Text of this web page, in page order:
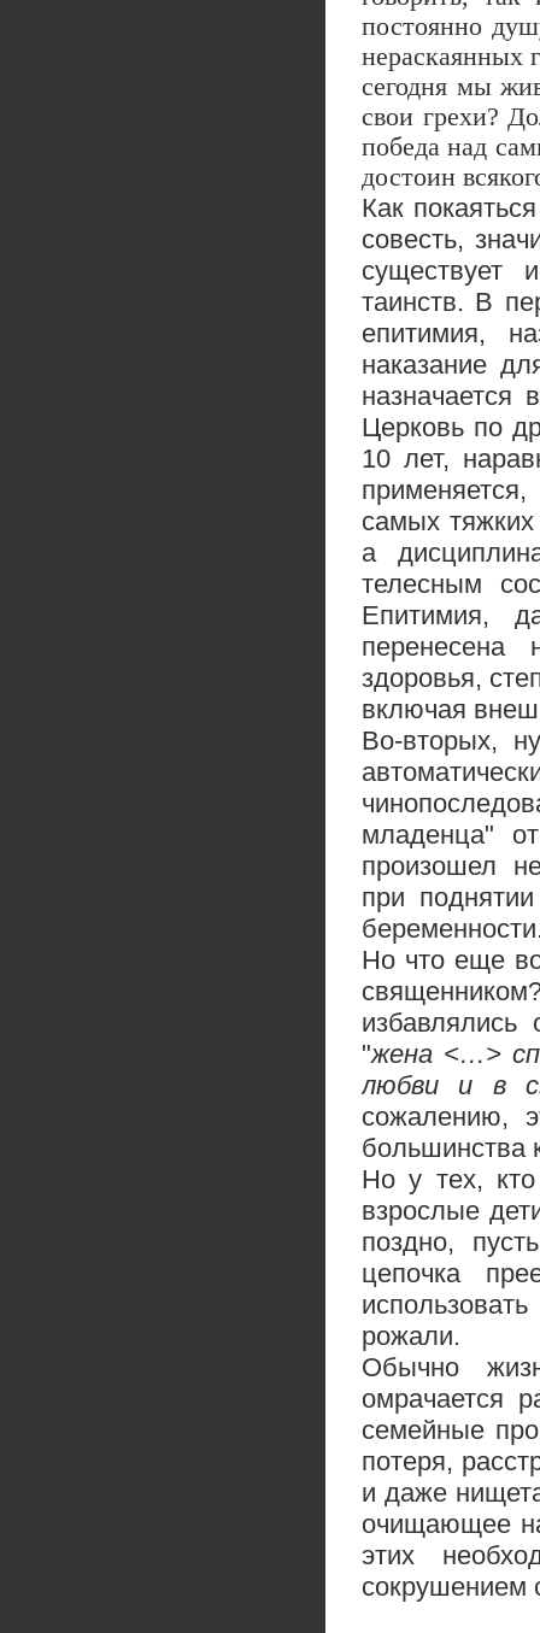
постоянно
нераскаянных
сегодня мы
свои грехи?
победа над
достоин
Как
совесть,
существует
таинств. В
епитимия,
наказание
назначается
Церковь по
10 лет,
самых
а
телесным
Епитимия,
перенесена
здоровья,
включая
Во-вторых,
младенца"
произошел
при
Но что еще
"жена <…>
любви и в
сожалению,
большинства
Но у тех, кто
взрослые
поздно,
цепочка
рожали.
Обычно
омрачается
семейные
потеря,
и даже
очищающее
этих
сокрушением